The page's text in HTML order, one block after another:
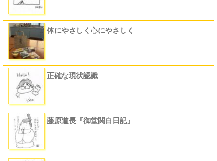
体にやさしく心にやさしく
正確な現状認識
藤原道長『御堂関白日記』